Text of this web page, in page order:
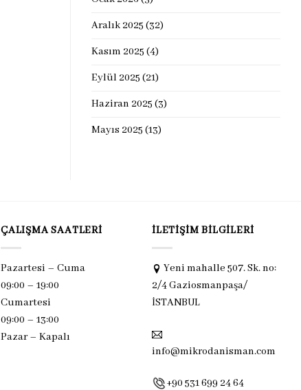
Aralık 2025 (32)
Kasım 2025 (4)
Eylül 2025 (21)
Haziran 2025 (3)
Mayıs 2025 (13)
ÇALIŞMA SAATLERI
Pazartesi – Cuma
09:00 – 19:00
Cumartesi
09:00 – 13:00
Pazar – Kapalı
İLETIŞIM BILGILERI
Yeni mahalle 507. Sk. no:
2/4 Gaziosmanpaşa/
İSTANBUL
info@mikrodanisman.com
+90 531 699 24 64